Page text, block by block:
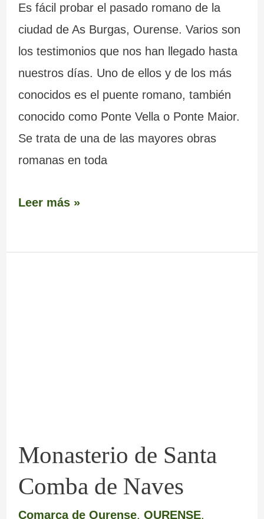
Es fácil probar el pasado romano de la
ciudad de As Burgas, Ourense. Varios son
los testimonios que nos han llegado hasta
nuestros días. Uno de ellos y de los más
conocidos es el puente romano, también
conocido como Ponte Vella o Ponte Maior.
Se trata de una de las mayores obras
romanas en toda
Leer más »
Monasterio de Santa
Comba de Naves
Comarca de Ourense, OURENSE,